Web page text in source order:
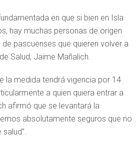
en que si bien en Isla
hay muchas personas de origen
pascuenses que quieren volver a
Salud, Jaime Mañalich.
la medida tendrá vigencia por 14
a quien quiera entrar a
afirmó que se levantará la
absolutamente seguros que no